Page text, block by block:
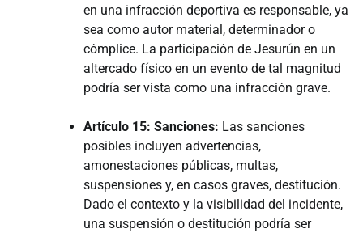
en una infracción deportiva es responsable, ya
sea como autor material, determinador o
cómplice. La participación de Jesurún en un
altercado físico en un evento de tal magnitud
podría ser vista como una infracción grave.
Artículo 15: Sanciones: Las sanciones
posibles incluyen advertencias,
amonestaciones públicas, multas,
suspensiones y, en casos graves, destitución.
Dado el contexto y la visibilidad del incidente,
una suspensión o destitución podría ser